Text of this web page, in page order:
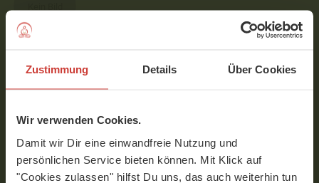
Zustimmung Details Über Cookies
Wir verwenden Cookies.
Damit wir Dir eine einwandfreie Nutzung und
persönlichen Service bieten können. Mit Klick auf
"Cookies zulassen" hilfst Du uns, das auch weiterhin tun
War nach dem langen Bürotag unglaublich
Manuela
Entspannter Einstieg in den Tag voller
Termine. Kann jetzt nichts mehr
schiefgehen :-)))